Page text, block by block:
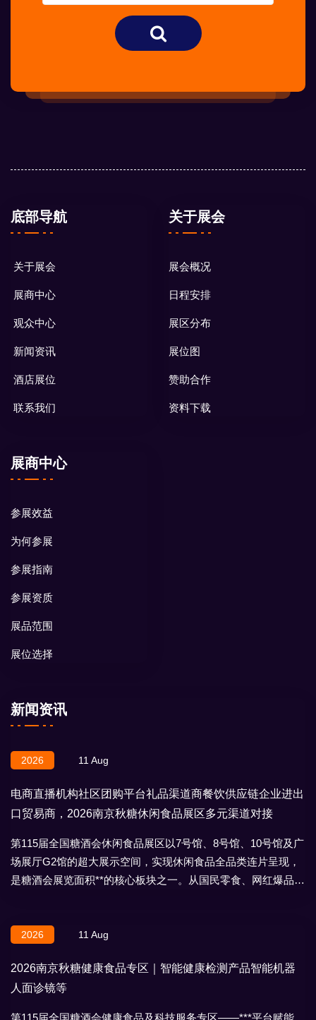
底部导航
关于展会
展商中心
观众中心
新闻资讯
酒店展位
联系我们
关于展会
展会概况
日程安排
展区分布
展位图
赞助合作
资料下载
展商中心
参展效益
为何参展
参展指南
参展资质
展品范围
展位选择
新闻资讯
2026 11 Aug
电商直播机构社区团购平台礼品渠道商餐饮供应链企业进出
口贸易商，2026南京秋糖休闲食品展区多元渠道对接
第115届全国糖酒会休闲食品展区以7号馆、8号馆、10号馆及广
场展厅G2馆的超大展示空间，实现休闲食品全品类连片呈现，
是糖酒会展览面积**的核心板块之一。从国民零食、网红爆品到
2026 11 Aug
2026南京秋糖健康食品专区｜智能健康检测产品智能机器
人面诊镜等
第115届全国糖酒会健康食品及科技服务专区——***平台赋能，